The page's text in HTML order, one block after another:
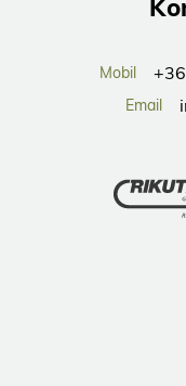
Mobil
Email